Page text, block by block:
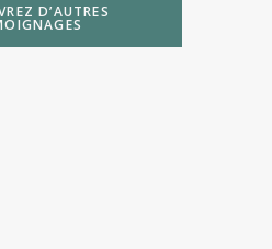
D’AUTRES